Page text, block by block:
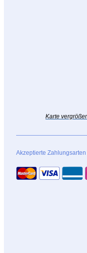
Karte
Akzeptierte Zahlungsarten